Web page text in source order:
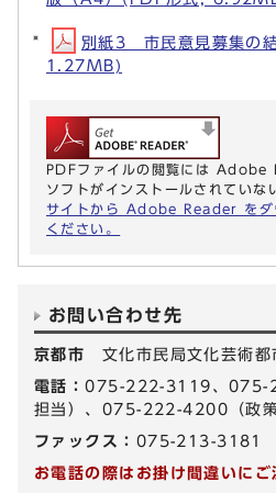
別紙3 市民意見募集の
1.27MB)
PDFファイルの閲覧には Adobe
ソフトがインストールされていな
サイトから Adobe Reader をダ
ください。
お問い合わせ先
京都市 文化市民局文化芸術
電話：075-222-3119、075-
担当）、075-222-4200（政策
ファックス： 075-213-3181
お電話の際はお掛け間違いにご